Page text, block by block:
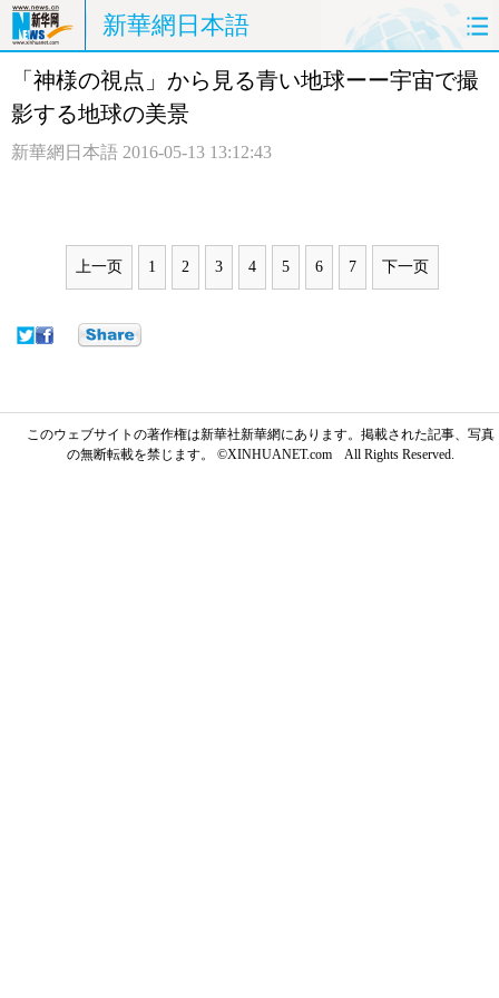
新華網日本語
ホームページ 政治 経済
中日対訳
「神様の視点」から見る青い地球ーー宇宙で撮
影する地球の美景
新華網日本語 2016-05-13 13:12:43
上一页 1 2 3 4 5 6 7 下一页
このウェブサイトの著作権は新華社新華網にあります。掲載された記事、写真
の無断転載を禁じます。 ©XINHUANET.com All Rights Reserved.